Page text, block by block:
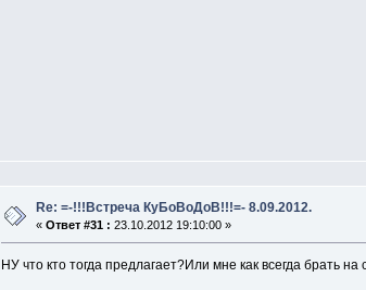
Re: =-!!!Встреча КуБоВоДоВ!!!=- 8.09.2012.
«Ответ #31 : 23.10.2012 19:10:00 »
НУ что кто тогда предлагает?Или мне как всегда брать на